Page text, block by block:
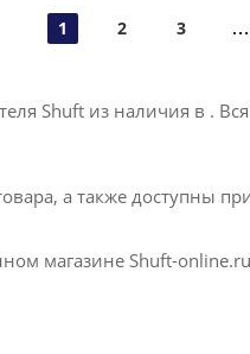
1 2 3
Shuft из наличия в .
а также доступны
магазине Shuft-